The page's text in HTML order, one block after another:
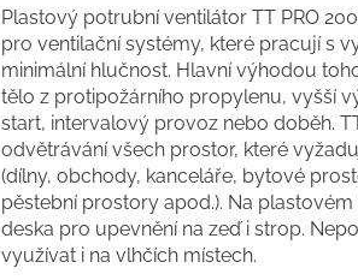
Plastový potrubní ventilátor TT PRO
pro ventilační systémy, které pracují s
minimální hlučnost. Hlavní výhodou
tělo z protipožárního propylenu, vyšší
start, intervalový provoz nebo doběh.
odvětrávání všech prostor, které
(dílny, obchody, kanceláře, bytové
pěstební prostory apod.). Na
deska pro upevnění na zeď i strop.
využívat i na vlhčích místech.